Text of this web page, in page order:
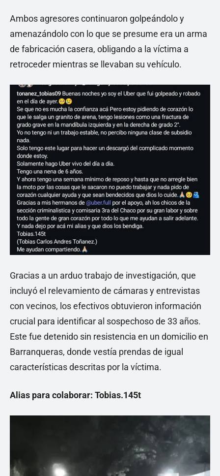
Ambos agresores continuaron golpeándolo y
amenazándolo con lo que se presume era un arma
de fabricación casera, obligando a la víctima a
retroceder mientras se llevaban su vehículo.
Gracias a un arduo trabajo de investigación, que
incluyó el relevamiento de cámaras y entrevistas
con vecinos, los efectivos obtuvieron información
crucial para identificar al sospechoso de 33 años.
Este fue detenido sin resistencia en un domicilio en
Barranqueras, donde vestía prendas de igual
características descritas por la víctima.
Alias para colaborar: Tobias.145t